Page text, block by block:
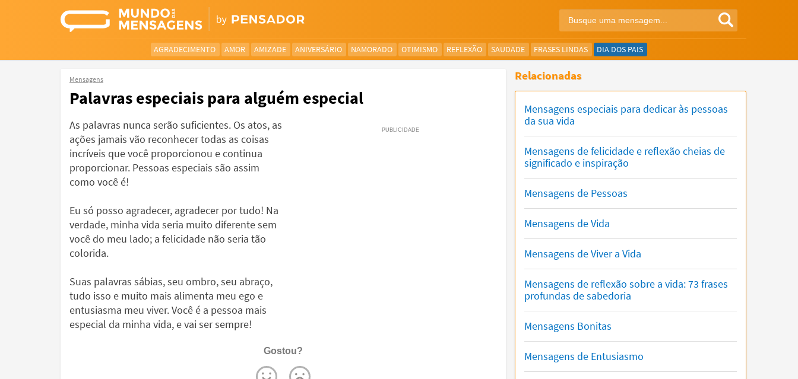
AGRADECIMENTO AMOR AMIZADE ANIVERSÁRIO NAMORADO OTIMISMO REFLEXÃO SAUDADE FRASES LINDAS DIA DOS PAIS
Mensagens
Palavras especiais para alguém especial
As palavras nunca serão suficientes. Os atos, as
ações jamais vão reconhecer todas as coisas
incríveis que você proporcionou e continua
proporcionar. Pessoas especiais são assim
como você é!
Eu só posso agradecer, agradecer por tudo! Na
verdade, minha vida seria muito diferente sem
você do meu lado; a felicidade não seria tão
colorida.
Suas palavras sábias, seu ombro, seu abraço,
tudo isso e muito mais alimenta meu ego e
entusiasma meu viver. Você é a pessoa mais
especial da minha vida, e vai ser sempre!
Gostou?
Relacionadas
Mensagens especiais para dedicar às pessoas
da sua vida
Mensagens de felicidade e reflexão cheias de
significado e inspiração
Mensagens de Pessoas
Mensagens de Vida
Mensagens de Viver a Vida
Mensagens de reflexão sobre a vida: 73 frases
profundas de sabedoria
Mensagens Bonitas
Mensagens de Entusiasmo